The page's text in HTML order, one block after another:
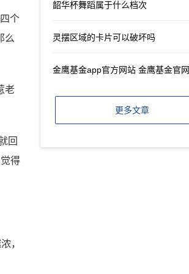
个
么
老
回
得
，
韶华杯舞蹈属于什么档次
灵摆区域的卡片可以破坏吗
金鹰基金app官方网站 金鹰基金官网
更多文章